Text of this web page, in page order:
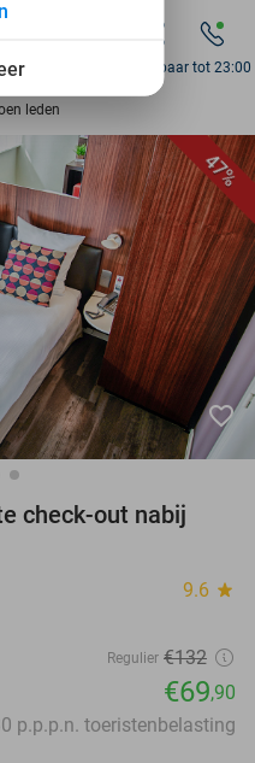
beschikbaar
leden
basis van
deals
beschikbaar
leden
Bereikbaar tot 23:00
47%
favorite_border
check-out nabij
9.6 star
Regulier €132
€69,90
p.p.p.n. toeristenbelasting